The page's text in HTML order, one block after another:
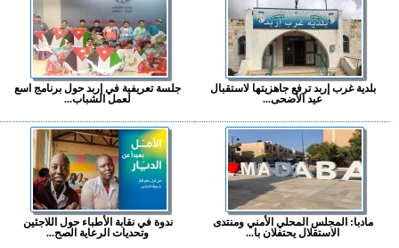
بلدية غرب إربد ترفع جاهزيتها لاستقبال
عيد الأضحى...
جلسة تعريفية في إربد حول برنامج اسع
لعمل الشباب...
مادبا: المجلس المحلي الأمني ومنتدى
الاستقلال يحتفلان با...
ندوة في نقابة الأطباء حول اللاجئين
وتحديات الرعاية الصح...